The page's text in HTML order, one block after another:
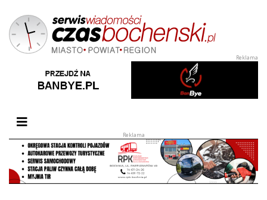
Przełącz nawigację